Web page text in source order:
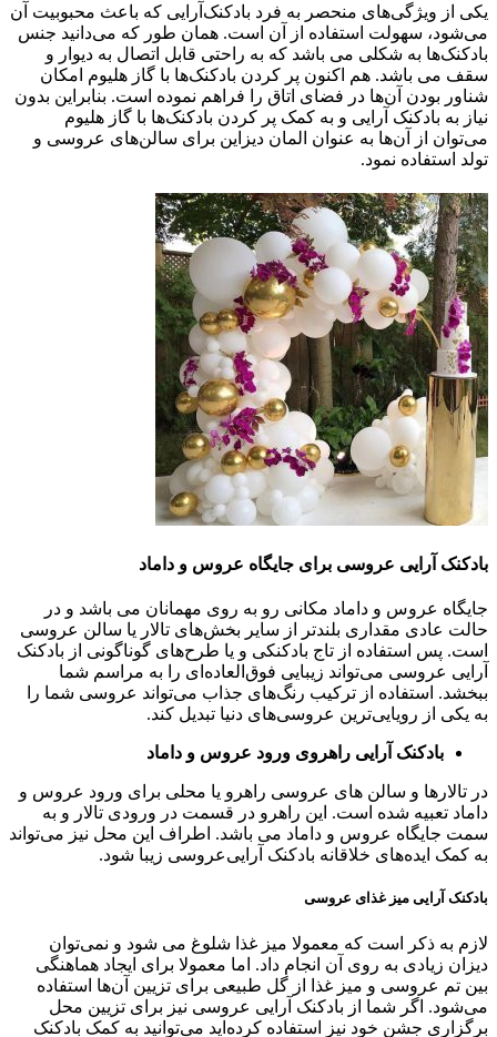
یکی از ویژگی‌های منحصر به فرد بادکنک‌آرایی که باعث محبوبیت آن
می‌شود، سهولت استفاده از آن است. همان طور که می‌دانید جنس
بادکنک‌ها به شکلی می باشد که به راحتی قابل اتصال به دیوار و
سقف می باشد. هم اکنون پر کردن بادکنک‌ها با گاز هلیوم امکان
شناور بودن آن‌ها در فضای اتاق را فراهم نموده است. بنابراین بدون
نیاز به بادکنک آرایی و به کمک پر کردن بادکنک‌ها با گاز هلیوم
می‌توان از آن‌ها به عنوان المان دیزاین برای سالن‌های عروسی و
تولد استفاده نمود.
بادکنک آرایی عروسی برای جایگاه عروس و داماد
جایگاه عروس و داماد مکانی رو به روی مهمانان می باشد و در
حالت عادی مقداری بلندتر از سایر بخش‌های تالار یا سالن عروسی
است. پس استفاده از تاج بادکنکی و یا طرح‌های گوناگونی از بادکنک
آرایی عروسی می‌تواند زیبایی فوق‌العاده‌ای را به مراسم شما
ببخشد. استفاده از ترکیب رنگ‌های جذاب می‌تواند عروسی شما را
به یکی از رویایی‌ترین عروسی‌های دنیا تبدیل کند.
بادکنک آرایی راهروی ورود عروس و داماد
در تالارها و سالن های عروسی راهرو یا محلی برای ورود عروس و
داماد تعبیه شده است. این راهرو در قسمت در ورودی تالار و به
سمت جایگاه عروس و داماد می باشد. اطراف این محل نیز می‌تواند
به کمک ایده‌های خلاقانه بادکنک آرایی‌عروسی زیبا شود.
بادکنک آرایی میز غذای عروسی
لازم به ذکر است که معمولا میز غذا شلوغ می شود و نمی‌توان
دیزان زیادی به روی آن انجام داد. اما معمولا برای ایجاد هماهنگی
بین تم عروسی و میز غذا از گل طبیعی برای تزیین آن‌ها استفاده
می‌شود. اگر شما از بادکنک آرایی عروسی نیز برای تزیین محل
برگزاری جشن خود نیز استفاده کرده‌اید می‌توانید به کمک بادکنک